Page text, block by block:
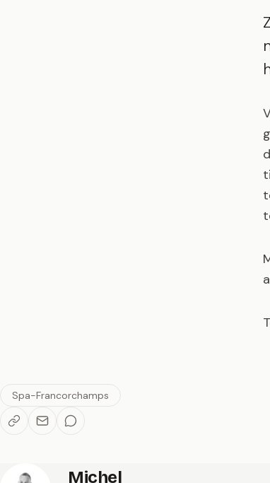
Spa-Francorchamps
Michel